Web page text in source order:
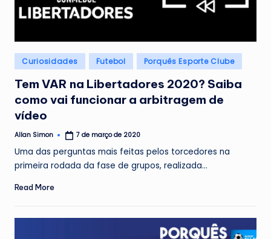
Posted
in
Curiosidades Futebol Porquês Esporte Clube
Tem VAR na Libertadores 2020? Saiba
como vai funcionar a arbitragem de
vídeo
Posted
Allan Simon 7 de março de 2020
Uma das perguntas mais feitas pelos torcedores na
primeira rodada da fase de grupos, realizada…
Read More